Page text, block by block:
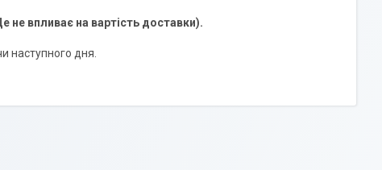
не впливає на вартість доставки).
наступного дня.